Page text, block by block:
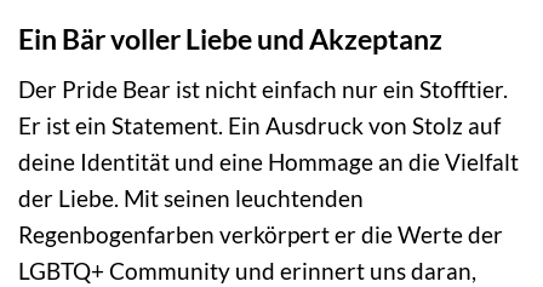
Ein Bär voller Liebe und Akzeptanz
Der Pride Bear ist nicht einfach nur ein Stofftier.
Er ist ein Statement. Ein Ausdruck von Stolz auf
deine Identität und eine Hommage an die Vielfalt
der Liebe. Mit seinen leuchtenden
Regenbogenfarben verkörpert er die Werte der
LGBTQ+ Community und erinnert uns daran,